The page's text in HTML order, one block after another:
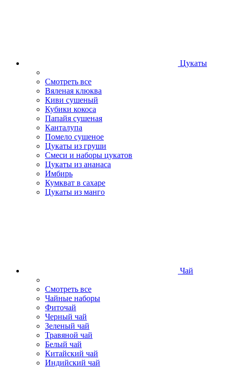
Цукаты
Смотреть все
Вяленая клюква
Киви сушеный
Кубики кокоса
Папайя сушеная
Канталупа
Помело сушеное
Цукаты из груши
Смеси и наборы цукатов
Цукаты из ананаса
Имбирь
Кумкват в сахаре
Цукаты из манго
Чай
Смотреть все
Чайные наборы
Фиточай
Черный чай
Зеленый чай
Травяной чай
Белый чай
Китайский чай
Индийский чай